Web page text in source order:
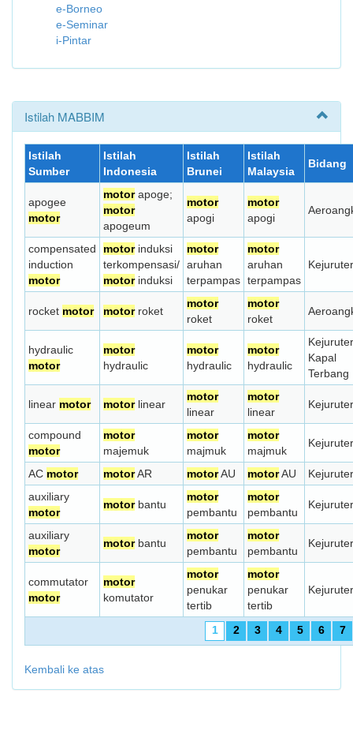
e-Borneo
e-Seminar
i-Pintar
Istilah MABBIM
Istilah
Sumber
Istilah
Indonesia
Istilah
Brunei
Istilah
Malaysia
Bidang
apogee
motor
motorapoge;
motor
apogeum
motor
apogi
motor
apogi
compensated
induction
motor
motorinduksi
terkompensasi/
motorinduksi
motor
aruhan
terpampas
motor
aruhan
terpampas
rocket motor motorroket
motor
roket
motor
roket
hydraulic
motor
motor
hydraulic
motor
hydraulic
motor
hydraulic
Kapal
Terbang
linear motor motorlinear
motor
linear
motor
linear
compound
motor
motor
majemuk
motor
majmuk
motor
majmuk
AC motor motorAR motorAU motorAU
auxiliary
motor
motorbantu
motor
pembantu
motor
pembantu
auxiliary
motor
motorbantu
motor
pembantu
motor
pembantu
commutator
motor
motor
komutator
motor
penukar
tertib
motor
penukar
tertib
1 2 3 4 5 6 7
Kembali ke atas